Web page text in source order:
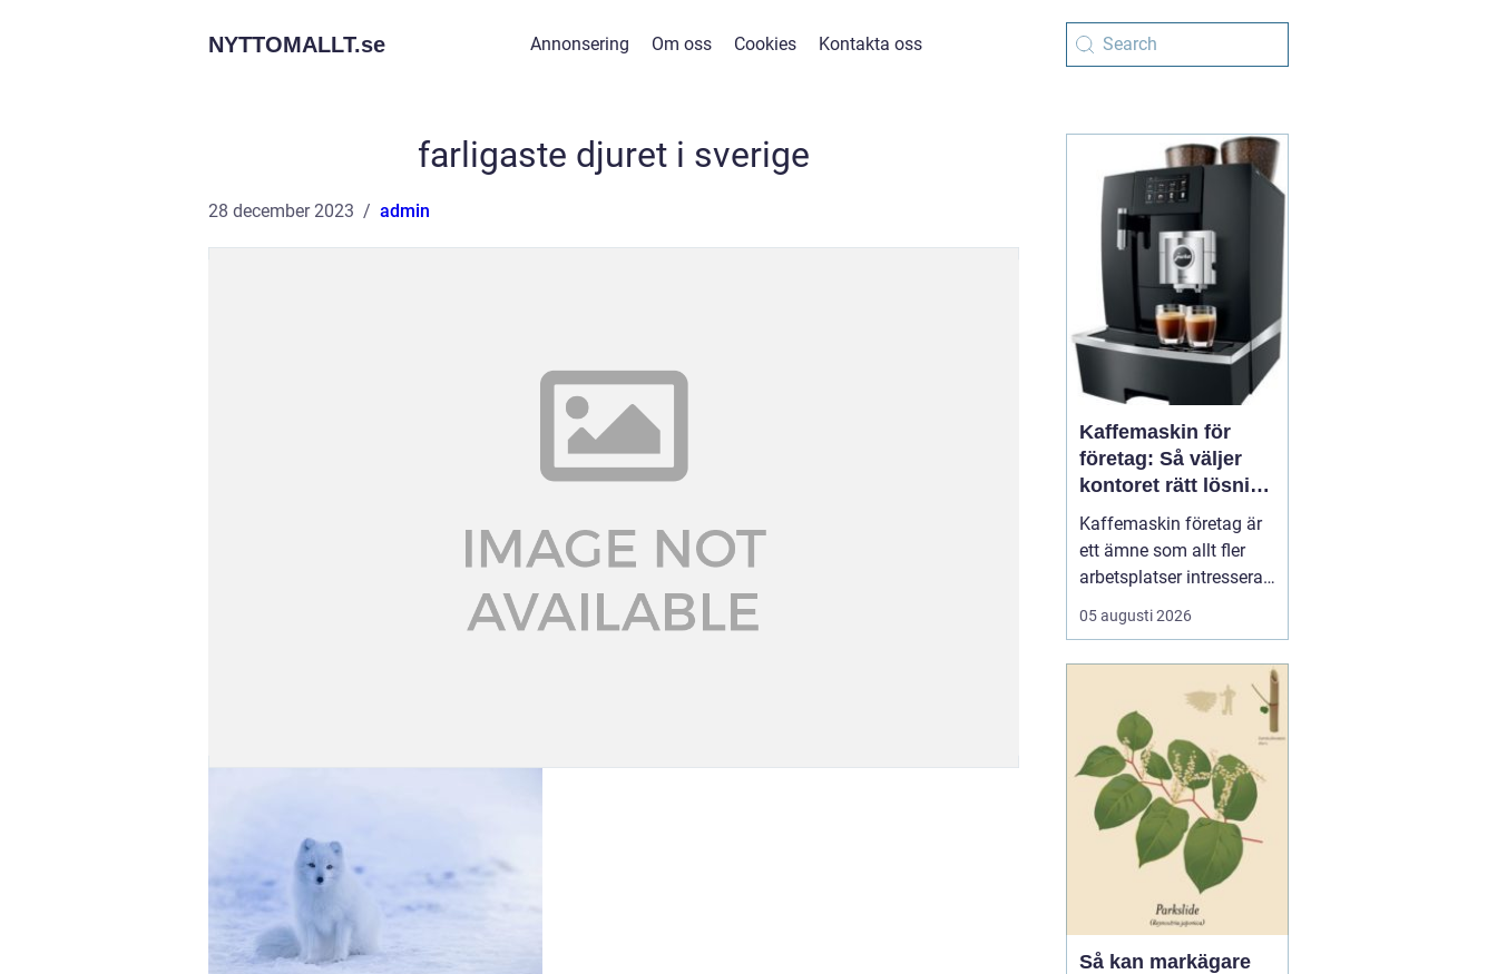
NYTTOMALLT.se Annonsering Om oss Cookies Kontakta oss
farligaste djuret i sverige
28 december 2023 admin
Kaffemaskin för
företag: Så väljer
kontoret rätt lösning
för kaffe på jobbet
Kaffemaskin företag är
ett ämne som allt fler
arbetsplatser intresserar
sig för när de vill höja
trivsel och effektivitet på
arbetsdagen, och många
medarbetare up...
05 augusti 2026
Så kan markägare